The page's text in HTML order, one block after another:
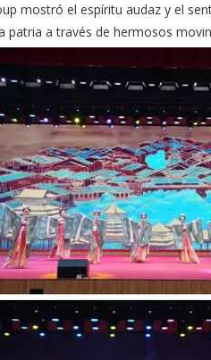
mostró el espíritu audaz y el
patria a través de hermosos